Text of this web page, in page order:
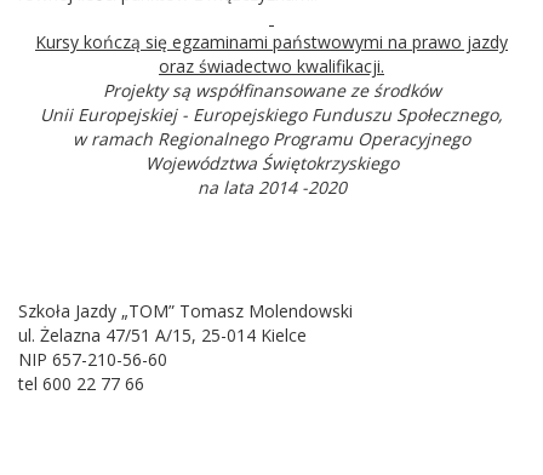
Kursy kończą się egzaminami państwowymi na prawo jazdy
oraz świadectwo kwalifikacji.
Projekty są współfinansowane ze środków
Unii Europejskiej - Europejskiego Funduszu Społecznego,
w ramach Regionalnego Programu Operacyjnego
Województwa Świętokrzyskiego
na lata 2014 -2020
Szkoła Jazdy „TOM” Tomasz Molendowski
ul. Żelazna 47/51 A/15, 25-014 Kielce
NIP 657-210-56-60
tel 600 22 77 66